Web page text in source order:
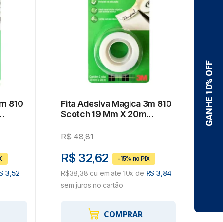
810
3,52
Fita Adesiva Magica 3m 810
Scotch 19 Mm X 20m
R$48,81
R$ 32,62
R$38,38 ou em até 10x de R$ 3,84
sem juros no cartão
COMPRAR